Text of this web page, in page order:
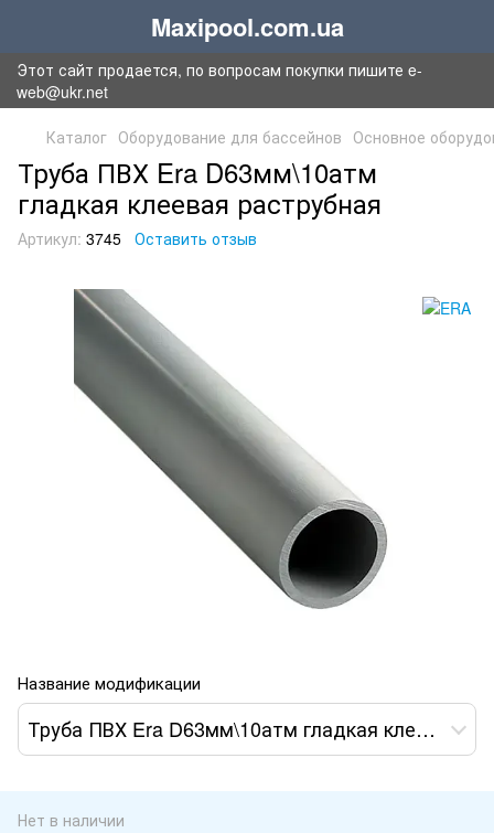
Maxipool.com.ua
Этот сайт продается, по вопросам покупки пишите e-
web@ukr.net
Каталог Оборудование для бассейнов Основное
Труба ПВХ Era D63мм\10атм
гладкая клеевая раструбная
Артикул: 3745 Оставить отзыв
Название модификации
Труба ПВХ Era D63мм\10атм гладкая клеевая раструбная
Нет в наличии